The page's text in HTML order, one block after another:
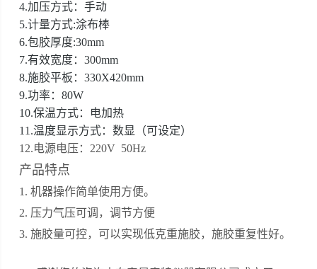
4.加压方式：手动
5.计量方式:涂布棒
6.包胶厚度:30mm
7.有效宽度：300mm
8.施胶平板：330X420mm
9.功率：80W
10.保温方式：电加热
11.温度显示方式：数显（可设定）
12.电源电压：220V 50Hz
产品特点
1. 机器操作简单使用方便。
2. 压力气压可调，调节方便
3. 施胶量可控，可以实现低克重施胶，施胶重复性好。